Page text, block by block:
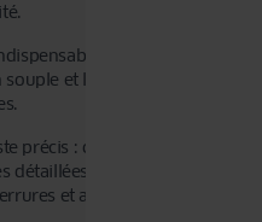
: détergent non
et lubrifiant sans
précis : ce guide sert de
détaillées consacrées au
et au réglage.